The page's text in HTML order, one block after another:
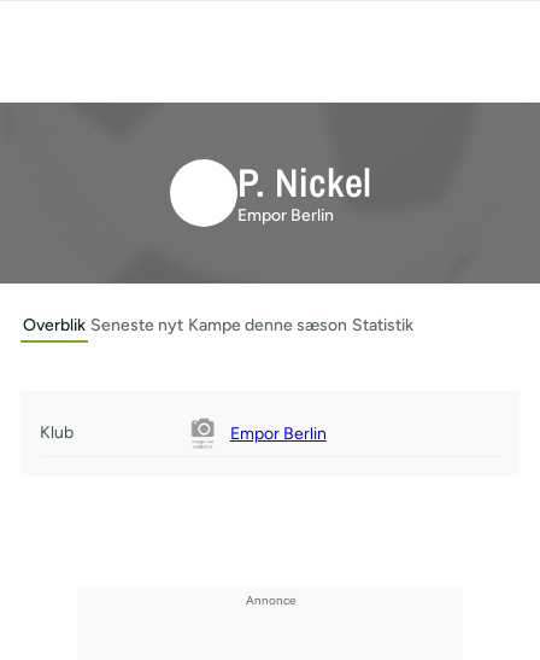
P. Nickel
Empor Berlin
Overblik Seneste nyt Kampe denne sæson Statistik
Klub Empor Berlin